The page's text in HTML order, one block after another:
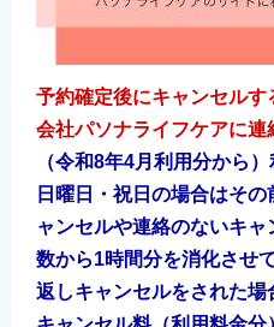
予約確定後にキャンセル
会社パソナライフケアに連
（令和8年4月利用分から
日曜日・祝日の場合はそ
ャンセルや連絡のないキ
数から1時間分を消化させ
返しキャンセルをされた